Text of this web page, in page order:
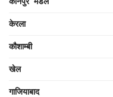
केरला
कौशाम्बी
खेल
गाजियाबाद